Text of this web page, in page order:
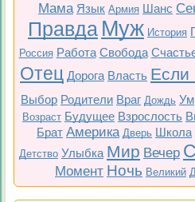
Мама Язык Армия Шанс
Правда Муж История
Россия Работа Свобода
Отец Дорога Власть Если
Выбор Родители Враг Дождь Ум
Возраст Будущее Взрослость
Брат Америка Дверь Школа
Детство Улыбка Мир Вечер
Момент Ночь Великий